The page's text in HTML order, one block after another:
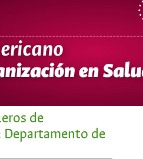
de
de